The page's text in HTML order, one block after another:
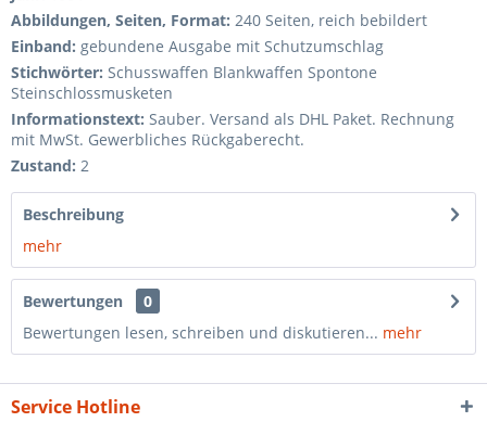
Abbildungen, Seiten, Format: 240 Seiten, reich bebildert
Einband: gebundene Ausgabe mit Schutzumschlag
Stichwörter: Schusswaffen Blankwaffen Spontone
Steinschlossmusketen
Informationstext: Sauber. Versand als DHL Paket. Rechnung
mit MwSt. Gewerbliches Rückgaberecht.
Zustand: 2
Beschreibung
mehr
Bewertungen
0
Bewertungen lesen, schreiben und diskutieren... mehr
Service Hotline